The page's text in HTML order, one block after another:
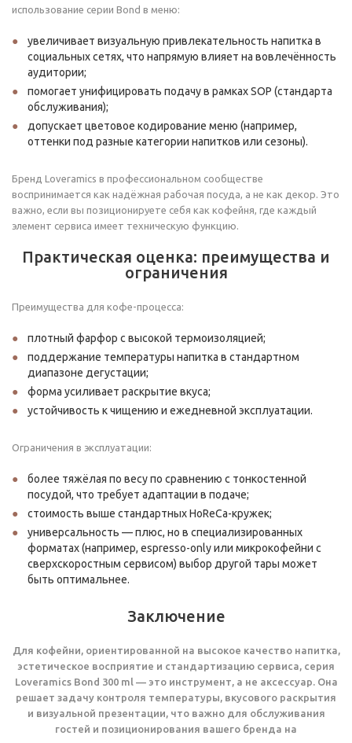
использование серии Bond в меню:
увеличивает визуальную привлекательность напитка в
социальных сетях, что напрямую влияет на вовлечённость
аудитории;
помогает унифицировать подачу в рамках SOP (стандарта
обслуживания);
допускает цветовое кодирование меню (например,
оттенки под разные категории напитков или сезоны).
Бренд Loveramics в профессиональном сообществе
воспринимается как надёжная рабочая посуда, а не как декор. Это
важно, если вы позиционируете себя как кофейня, где каждый
элемент сервиса имеет техническую функцию.
Практическая оценка: преимущества и
ограничения
Преимущества для кофе-процесса:
плотный фарфор с высокой термоизоляцией;
поддержание температуры напитка в стандартном
диапазоне дегустации;
форма усиливает раскрытие вкуса;
устойчивость к чищению и ежедневной эксплуатации.
Ограничения в эксплуатации:
более тяжёлая по весу по сравнению с тонкостенной
посудой, что требует адаптации в подаче;
стоимость выше стандартных HoReCa-кружек;
универсальность — плюс, но в специализированных
форматах (например, espresso-only или микрокофейни с
сверхскоростным сервисом) выбор другой тары может
быть оптимальнее.
Заключение
Для кофейни, ориентированной на высокое качество напитка,
эстетическое восприятие и стандартизацию сервиса, серия
Loveramics Bond 300 ml — это инструмент, а не аксессуар. Она
решает задачу контроля температуры, вкусового раскрытия
и визуальной презентации, что важно для обслуживания
гостей и позиционирования вашего бренда на